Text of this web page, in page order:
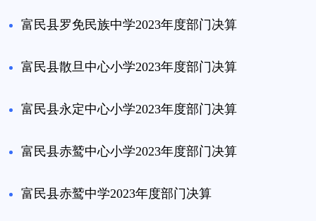
富民县罗免民族中学2023年度部门决算
富民县散旦中心小学2023年度部门决算
富民县永定中心小学2023年度部门决算
富民县赤鹫中心小学2023年度部门决算
富民县赤鹫中学2023年度部门决算